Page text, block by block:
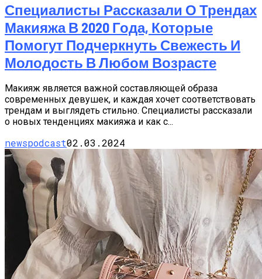
Специалисты Рассказали О Трендах
Макияжа В 2020 Года, Которые
Помогут Подчеркнуть Свежесть И
Молодость В Любом Возрасте
Макияж является важной составляющей образа
современных девушек, и каждая хочет соответствовать
трендам и выглядеть стильно. Специалисты рассказали
о новых тенденциях макияжа и как с...
newspodcast02.03.2024